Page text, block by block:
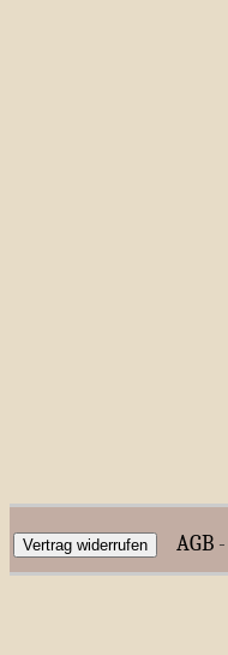
Vertrag widerrufen AGB -